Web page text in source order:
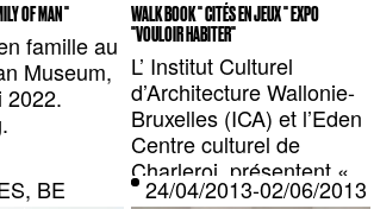
OF MAN "
famille au
Museum,
2022.
WALK BOOK " CITÉS EN JEUX " EXPO
"VOULOIR HABITER"
L’ Institut Culturel
d’Architecture Wallonie-
Bruxelles (ICA) et l’Eden
Centre culturel de
Charleroi, présentent «
L’architecture monte
BE 24/04/2013-02/06/